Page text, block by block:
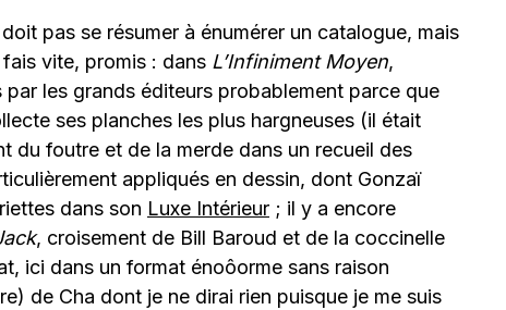
pas se résumer à énumérer un catalogue, mais
vite, promis : dans L’Infiniment Moyen,
les grands éditeurs probablement parce que
ses planches les plus hargneuses (il était
du foutre et de la merde dans un recueil des
appliqués en dessin, dont Gonzaï
dans son Luxe Intérieur ; il y a encore
, croisement de Bill Baroud et de la coccinelle
ici dans un format énoôorme sans raison
de Cha dont je ne dirai rien puisque je me suis